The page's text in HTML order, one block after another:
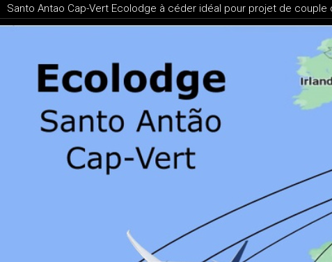
Santo Antao Cap-Vert Ecolodge à céder idéal pour projet de couple